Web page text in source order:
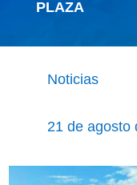
PLAZA
Noticias
21 de agosto